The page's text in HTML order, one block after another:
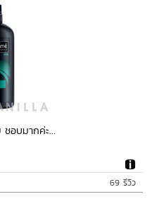
อบมากค่ะ...
69 รีวิว